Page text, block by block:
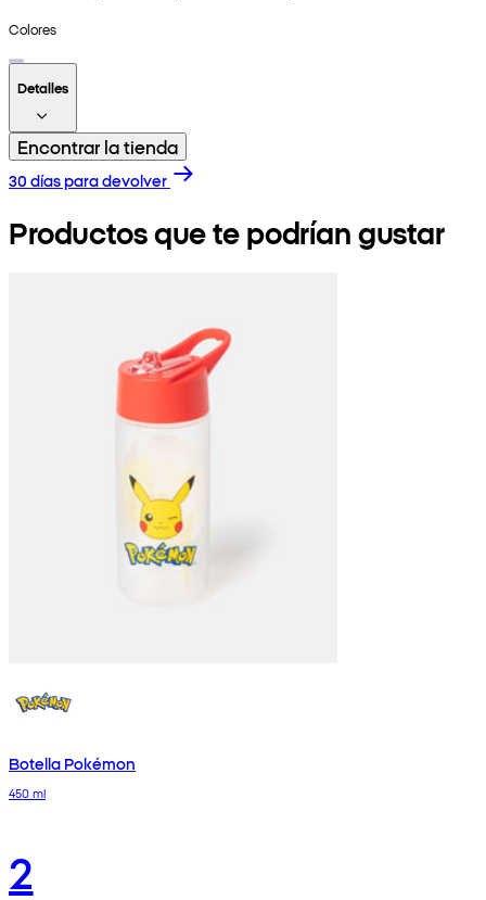
Colores
Detalles
Encontrar la tienda
30 días para devolver
Productos que te podrían gustar
Botella Pokémon
450 ml
2